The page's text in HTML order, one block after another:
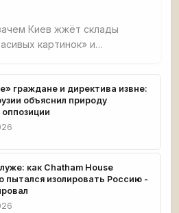
Киев жжёт склады
картинок» и
вне политики, чтобы
власти, но российский
бить врага.
граждане и директива извне:
объяснил природу
как Chatham House
пытался изолировать Россию -